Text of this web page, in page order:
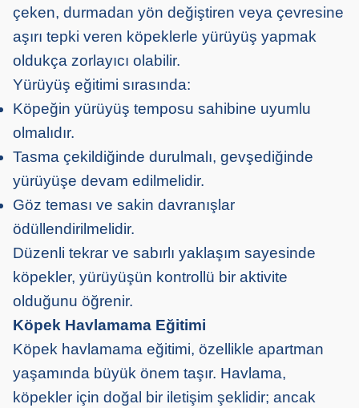
çeken, durmadan yön değiştiren veya çevresine
aşırı tepki veren köpeklerle yürüyüş yapmak
oldukça zorlayıcı olabilir.
Yürüyüş eğitimi sırasında:
Köpeğin yürüyüş temposu sahibine uyumlu
olmalıdır.
Tasma çekildiğinde durulmalı, gevşediğinde
yürüyüşe devam edilmelidir.
Göz teması ve sakin davranışlar
ödüllendirilmelidir.
Düzenli tekrar ve sabırlı yaklaşım sayesinde
köpekler, yürüyüşün kontrollü bir aktivite
olduğunu öğrenir.
Köpek Havlamama Eğitimi
Köpek havlamama eğitimi, özellikle apartman
yaşamında büyük önem taşır. Havlama,
köpekler için doğal bir iletişim şeklidir; ancak